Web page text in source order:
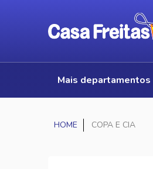
mais departamentos
COPA E CIA